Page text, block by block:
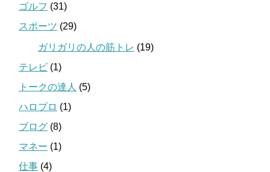
ゴルフ (31)
スポーツ (29)
ガリガリの人の筋トレ (19)
テレビ (1)
トークの達人 (5)
ハロプロ (1)
ブログ (8)
マネー (1)
仕事 (4)